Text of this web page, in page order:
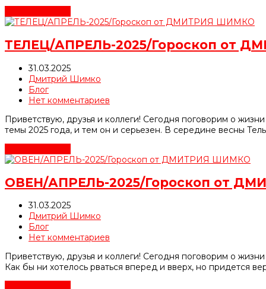
ТЕЛЕЦ/АПРЕЛЬ-2025/Гороскоп от
31.03.2025
Дмитрий Шимко
Блог
Нет комментариев
Приветствую, друзья и коллеги! Сегодня поговорим о
темы 2025 года, и тем он и серьезен. В середине весны
ОВЕН/АПРЕЛЬ-2025/Гороскоп от
31.03.2025
Дмитрий Шимко
Блог
Нет комментариев
Приветствую, друзья и коллеги! Сегодня поговорим о
Как бы ни хотелось рваться вперед и вверх, но придется